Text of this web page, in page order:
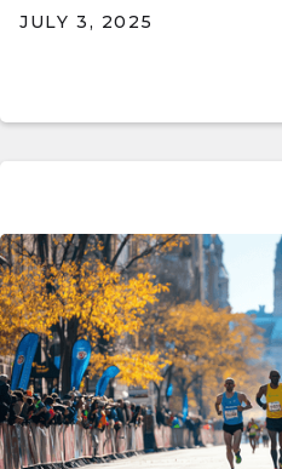
JULY 3, 2025